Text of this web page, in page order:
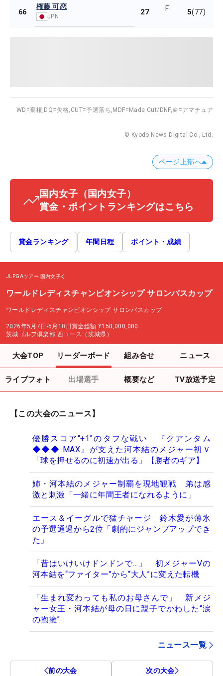
66
権藤 可恋
JPN 27 F 5(77)
WD=棄権, DQ=失格, CUT=予選落ち, MDF=Made Cut/DNF,＠=アマチュア
© Kyodo News Digital Co., Ltd.
ページ上部へ
国内女子 （国内女子）
賞金・ポイントランキングはこちら
賞金ランキング 年間日程 ポイント・成績
JLPGAツアー 国内女子
ワールドレディスチャンピオンシップ サロンパスカップ
ワールドレディスチャンピオンシップ サロンパスカップ
2026年5月7日-5月10日賞金総額 ¥150,000,000
茨城ゴルフ倶楽部 西コース（茨城県）
大会TOP リーダーボード 組み合せ ニュース
ライブフォト 出場選手 概要など TV放送予定
【この大会のニュース】
優勝スコア“+1”のタフな戦い 『クアンタム
◆◆◆ MAX』が支えた河本結のメジャー初Ｖ
「球を押せるのに初速が出る」【勝者のギア】
姉・河本結のメジャー制覇を現地観戦 弟は感
激と刺激「一緒に年間王者になれるように」
エース＆イーグルで猛チャージ 鈴木愛が薄氷
の予選通過から2位「劇的にジャンプアップでき
た」
「昔はいけいけドンドンで…」 初メジャーVの
河本結を“ファイター”から“大人”に変えた転機
「生まれ変わっても私のお母さんで」 新メジ
ャー女王・河本結が母の日に親子でかわした“涙
の抱擁”
ニュース一覧
前の大会 次の大会